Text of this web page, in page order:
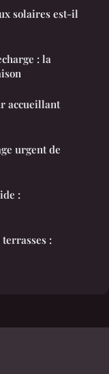
solaires est-il
: la
accueillant
urgent de
:
: